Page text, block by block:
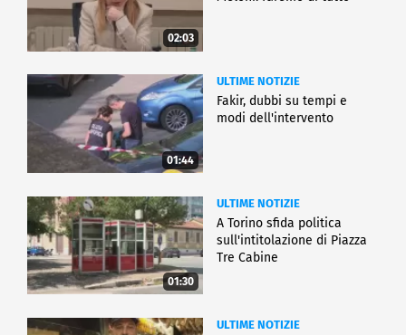
02:03
01:44
ULTIME NOTIZIE
Fakir, dubbi su tempi e
modi dell'intervento
01:30
ULTIME NOTIZIE
A Torino sfida politica
sull'intitolazione di Piazza
Tre Cabine
ULTIME NOTIZIE